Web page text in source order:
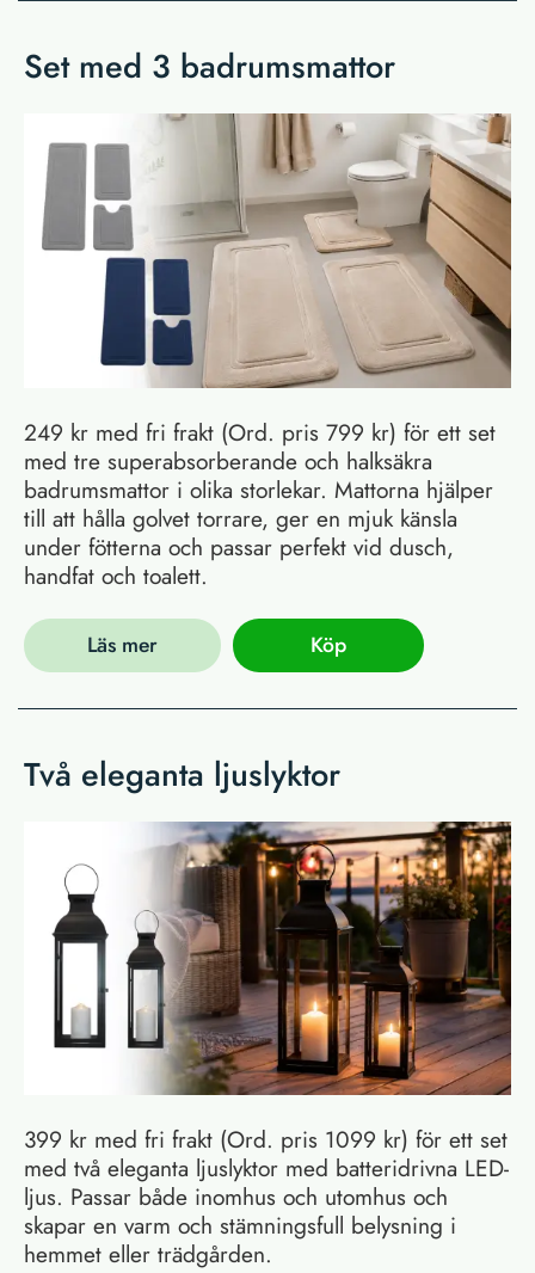
Set med 3 badrumsmattor
249 kr med fri frakt (Ord. pris 799 kr) för ett set
med tre superabsorberande och halksäkra
badrumsmattor i olika storlekar. Mattorna hjälper
till att hålla golvet torrare, ger en mjuk känsla
under fötterna och passar perfekt vid dusch,
handfat och toalett.
Läs mer Köp
Två eleganta ljuslyktor
399 kr med fri frakt (Ord. pris 1099 kr) för ett set
med två eleganta ljuslyktor med batteridrivna LED-
ljus. Passar både inomhus och utomhus och
skapar en varm och stämningsfull belysning i
hemmet eller trädgården.